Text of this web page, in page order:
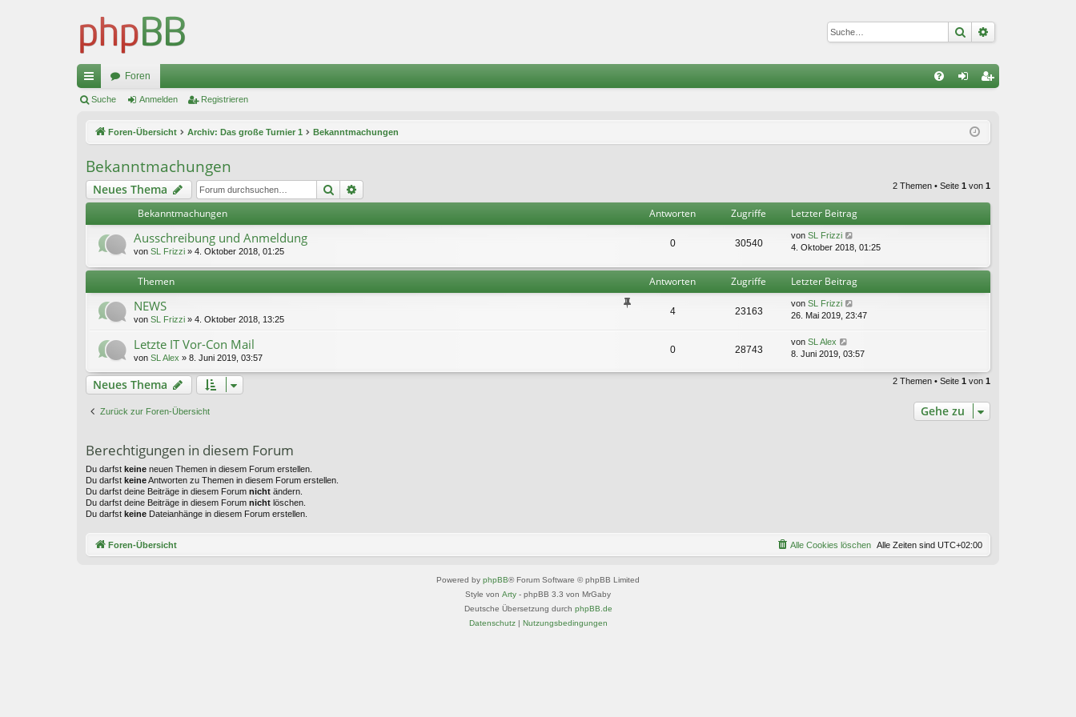
Suche
ch
ug
riff
Foren
ist
Suche Anmelden Registrieren
Foren-Übersicht Archiv: Das große Turnier 1 Bekanntmachungen
Bekanntmachungen
Neues Thema Suche 2 Themen • Seite 1 von 1
Bekanntmachungen Antworten Zugriffe Letzter Beitrag
Ausschreibung und Anmeldung
von SL Frizzi » 4. Oktober 2018, 01:25
0 30540
von SL Frizzi
4. Oktober 2018, 01:25
Themen Antworten Zugriffe Letzter Beitrag
NEWS
von SL Frizzi » 4. Oktober 2018, 13:25
4 23163
von SL Frizzi
26. Mai 2019, 23:47
Letzte IT Vor-Con Mail
von SL Alex » 8. Juni 2019, 03:57
0 28743
von SL Alex
8. Juni 2019, 03:57
Neues Thema 2 Themen • Seite 1 von 1
Zurück zur Foren-Übersicht Gehe zu
Berechtigungen in diesem Forum
Du darfst keine neuen Themen in diesem Forum erstellen.
Du darfst keineAntworten zu Themen in diesem Forum erstellen.
Du darfst deine Beiträge in diesem Forum nicht ändern.
Du darfst deine Beiträge in diesem Forum nicht löschen.
Du darfst keine Dateianhänge in diesem Forum erstellen.
Foren-Übersicht Alle Zeiten sind UTC+02:00
Alle Cookies löschen
Powered by phpBB® Forum Software © phpBB Limited
Style von Arty - phpBB 3.3 von MrGaby
Deutsche Übersetzung durch phpBB.de
Datenschutz| Nutzungsbedingungen